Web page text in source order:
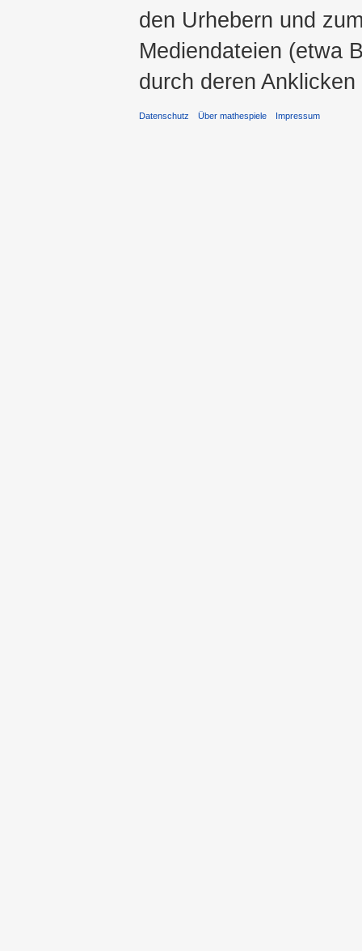
den Urhebern und
Mediendateien (etwa
durch deren
Datenschutz Über mathespiele Impressum